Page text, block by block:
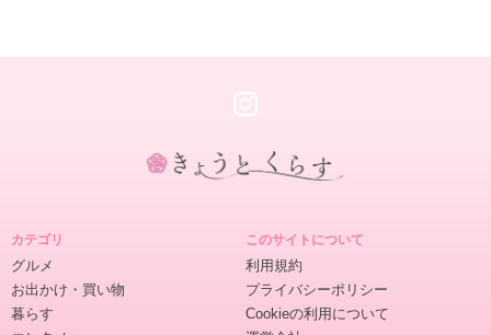
カテゴリ
グルメ
お出かけ・買い物
暮らす
このサイトについて
利用規約
プライバシーポリシー
Cookieの利用について